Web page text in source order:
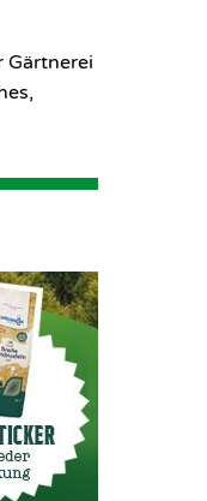
Gärtnerei